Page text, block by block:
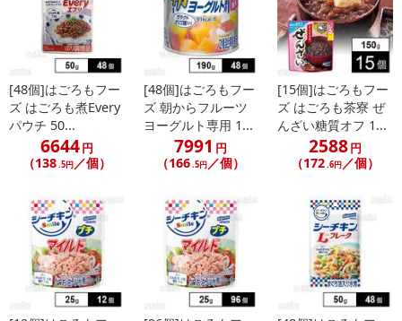
[48個]はごろもフー
ズ はごろも煮Every
パウチ 50...
6644円
（138.5円／個）
[48個]はごろもフー
ズ 朝からフルーツ
ヨーグルト専用 1...
7991 円
（166.5円／個）
[15個]はごろもフー
ズ はごろも茶寮 ぜ
んざい糖質オフ 1...
2588円
（172.6円／個）